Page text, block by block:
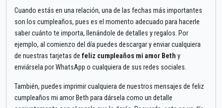
Cuando estás en una relación, una de las fechas más importantes
son los cumpleaños, pues es el momento adecuado para hacerle
saber cuánto te importa, llenándole de detalles y regalos. Por
ejemplo, al comienzo del día puedes descargar y enviar cualquiera
de nuestras tarjetas de feliz cumpleaños mi amor Beth y
enviársela por WhatsApp o cualquiera de sus redes sociales.
También, puedes imprimir cualquiera de nuestros mensajes de feliz
cumpleaños mi amor Beth para dársela como un detalle